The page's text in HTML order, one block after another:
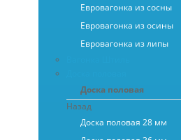
Евровагонка из сосны
Евровагонка из осины
Евровагонка из липы
Доска половая
Назад
Доска половая 28 мм